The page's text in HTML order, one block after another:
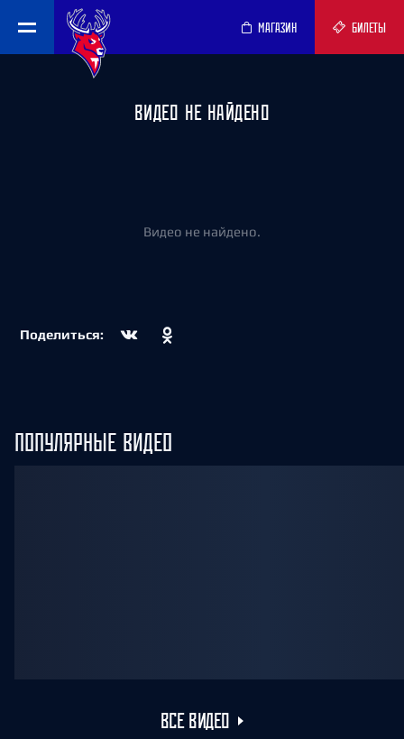
МАГАЗИН БИЛЕТЫ
ВИДЕО НЕ НАЙДЕНО
Видео не найдено.
Поделиться:
ПОПУЛЯРНЫЕ ВИДЕО
ВСЕ ВИДЕО